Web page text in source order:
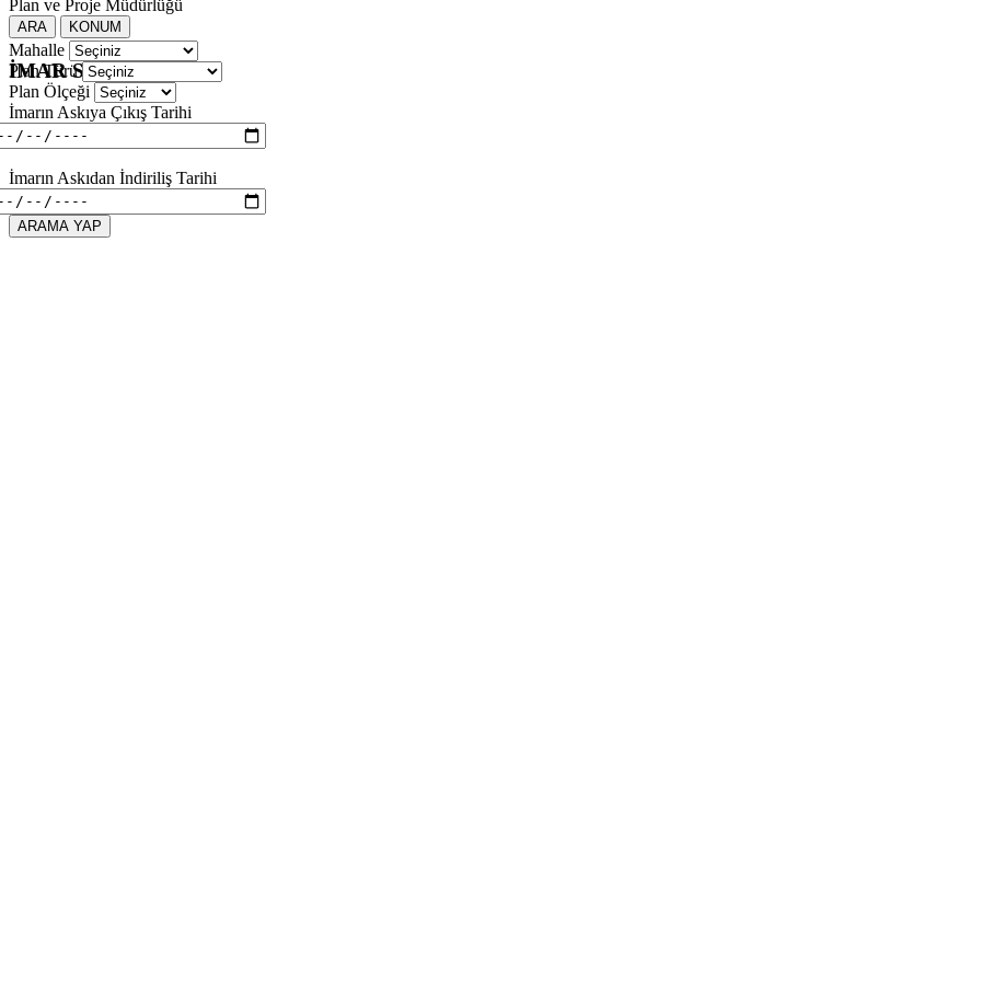
Plan ve Proje Müdürlüğü
ARA KONUM
İMAR SORGULAMA
Mahalle
Plan Türü
Plan Ölçeği
İmarın Askıya Çıkış Tarihi
İmarın Askıdan İndiriliş Tarihi
ARAMA YAP